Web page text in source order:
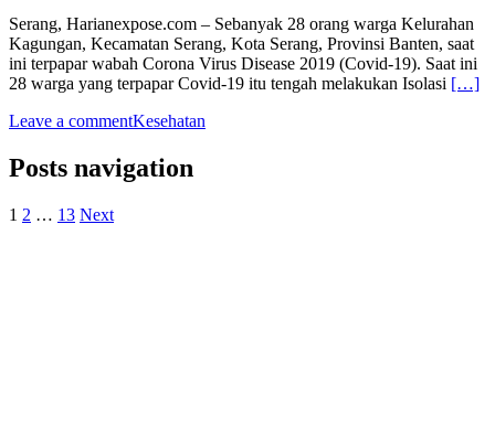
Serang, Harianexpose.com – Sebanyak 28 orang warga Kelurahan
Kagungan, Kecamatan Serang, Kota Serang, Provinsi Banten, saat
ini terpapar wabah Corona Virus Disease 2019 (Covid-19). Saat ini
28 warga yang terpapar Covid-19 itu tengah melakukan Isolasi […]
Leave a commentKesehatan
Posts navigation
1 2 … 13 Next